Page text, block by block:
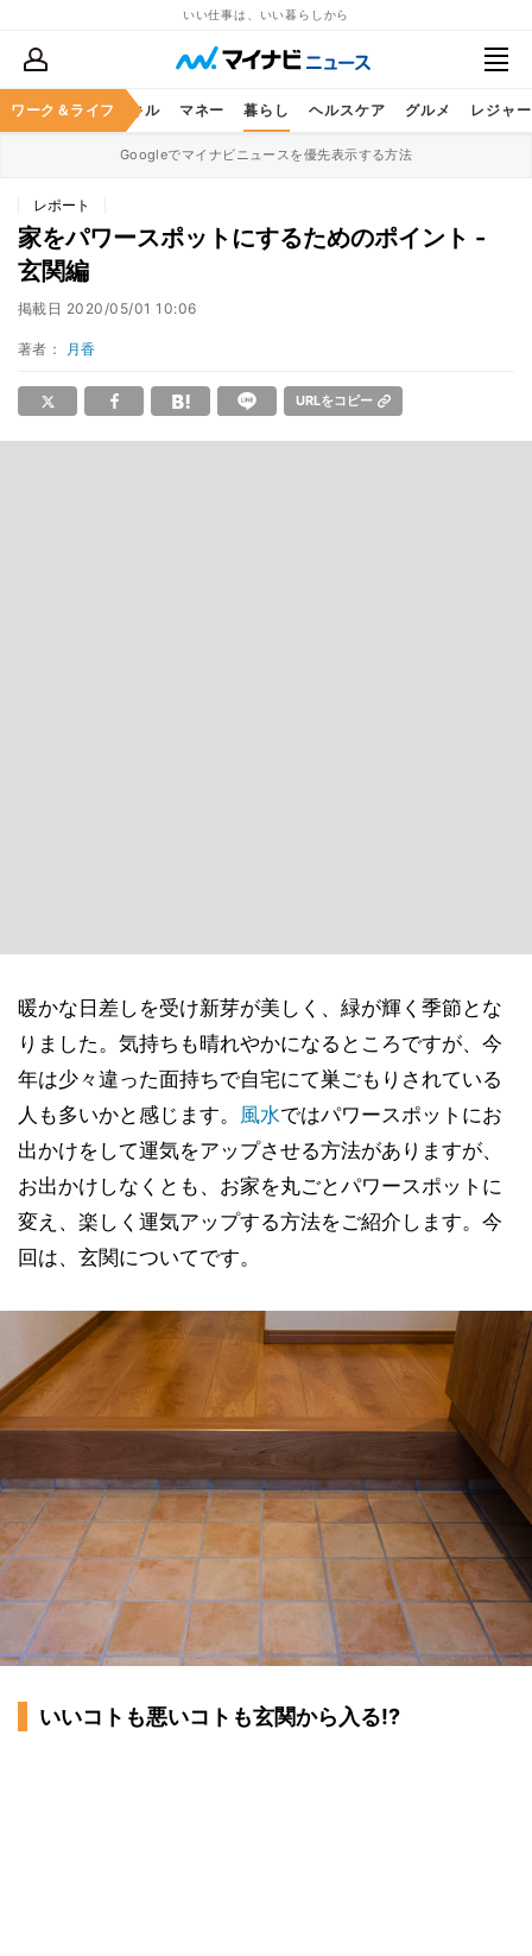
いい仕事は、いい暮らしから
ワーク＆ライフ
ア ビジネススキル マネー 暮らし ヘルスケア グルメ レジャー
Googleでマイナビニュースを優先表示する方法
レポート
家をパワースポットにするためのポイント -
玄関編
掲載日 2020/05/01 10:06
著者： 月香
URLをコピー
暖かな日差しを受け新芽が美しく、緑が輝く季節とな
りました。気持ちも晴れやかになるところですが、今
年は少々違った面持ちで自宅にて巣ごもりされている
人も多いかと感じます。 風水ではパワースポットにお
出かけをして運気をアップさせる方法がありますが、
お出かけしなくとも、お家を丸ごとパワースポットに
変え、楽しく運気アップする方法をご紹介します。今
回は、玄関についてです。
いいコトも悪いコトも玄関から入る!?